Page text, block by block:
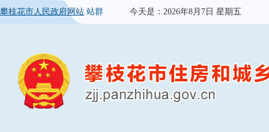
攀枝花市人民政府网站 站群 今天是： 2026年8月7日 星期五